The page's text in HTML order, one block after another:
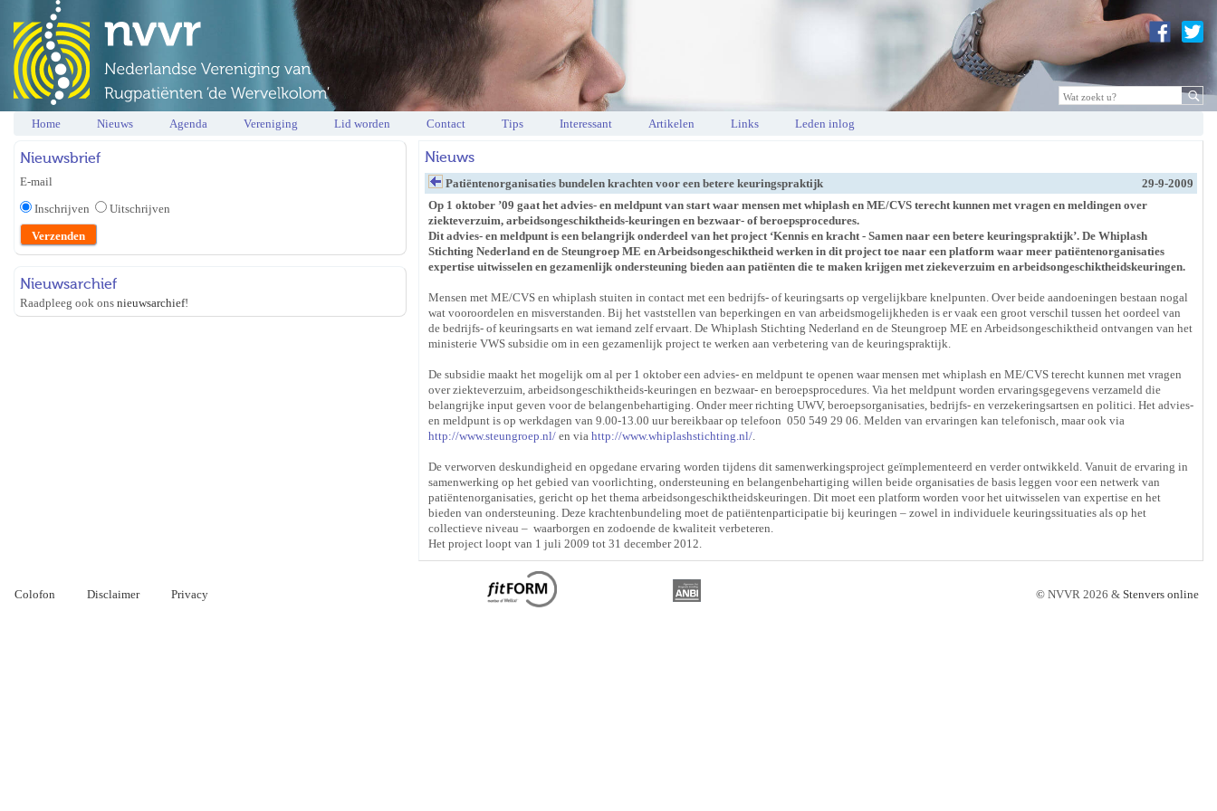
Home Nieuws Agenda Vereniging Lid worden Contact Tips Interessant Artikelen Links Leden inlog
Nieuws
Patiëntenorganisaties bundelen krachten voor een betere keuringspraktijk
29-9-2009
Op 1 oktober ’09 gaat het advies- en meldpunt van start waar mensen met whiplash en ME/CVS terecht kunnen met vragen en meldingen over
ziekteverzuim, arbeidsongeschiktheids-keuringen en bezwaar- of beroepsprocedures.
Dit advies- en meldpunt is een belangrijk onderdeel van het project ‘Kennis en kracht - Samen naar een betere keuringspraktijk’. De Whiplash
Stichting Nederland en de Steungroep ME en Arbeidsongeschiktheid werken in dit project toe naar een platform waar meer patiëntenorganisaties
expertise uitwisselen en gezamenlijk ondersteuning bieden aan patiënten die te maken krijgen met ziekeverzuim en arbeidsongeschiktheidskeuringen.
Mensen met ME/CVS en whiplash stuiten in contact met een bedrijfs- of keuringsarts op vergelijkbare knelpunten. Over beide aandoeningen bestaan nogal
wat vooroordelen en misverstanden. Bij het vaststellen van beperkingen en van arbeidsmogelijkheden is er vaak een groot verschil tussen het oordeel van
de bedrijfs- of keuringsarts en wat iemand zelf ervaart. De Whiplash Stichting Nederland en de Steungroep ME en Arbeidsongeschiktheid ontvangen van het
ministerie VWS subsidie om in een gezamenlijk project te werken aan verbetering van de keuringspraktijk.
De subsidie maakt het mogelijk om al per 1 oktober een advies- en meldpunt te openen waar mensen met whiplash en ME/CVS terecht kunnen met vragen
over ziekteverzuim, arbeidsongeschiktheids-keuringen en bezwaar- en beroepsprocedures. Via het meldpunt worden ervaringsgegevens verzameld die
belangrijke input geven voor de belangenbehartiging. Onder meer richting UWV, beroepsorganisaties, bedrijfs- en verzekeringsartsen en politici. Het advies-
en meldpunt is op werkdagen van 9.00-13.00 uur bereikbaar op telefoon 050 549 29 06. Melden van ervaringen kan telefonisch, maar ook via
http://www.steungroep.nl/en via http://www.whiplashstichting.nl/.
De verworven deskundigheid en opgedane ervaring worden tijdens dit samenwerkingsproject geïmplementeerd en verder ontwikkeld. Vanuit de ervaring in
samenwerking op het gebied van voorlichting, ondersteuning en belangenbehartiging willen beide organisaties de basis leggen voor een netwerk van
patiëntenorganisaties, gericht op het thema arbeidsongeschiktheidskeuringen. Dit moet een platform worden voor het uitwisselen van expertise en het
bieden van ondersteuning. Deze krachtenbundeling moet de patiëntenparticipatie bij keuringen – zowel in individuele keuringssituaties als op het
collectieve niveau – waarborgen en zodoende de kwaliteit verbeteren.
Het project loopt van 1 juli 2009 tot 31 december 2012.
Nieuwsbrief
E-mail
Inschrijven
Uitschrijven
Nieuwsarchief
Raadpleeg ook ons nieuwsarchief!
© NVVR 2026 & Stenvers online
Colofon Disclaimer Privacy